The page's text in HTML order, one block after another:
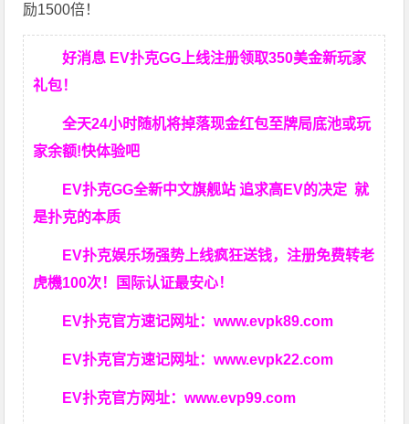
励1500倍！
好消息 EV扑克GG上线注册领取350美金新玩家
礼包！
全天24小时随机将掉落现金红包至牌局底池或玩
家余额!快体验吧
EV扑克GG全新中文旗舰站 追求高EV的决定就
是扑克的本质
EV扑克娱乐场强势上线疯狂送钱，注册免费转老
虎機100次！国际认证最安心！
EV扑克官方速记网址：www.evpk89.com
EV扑克官方速记网址：www.evpk22.com
EV扑克官方网址：www.evp99.com